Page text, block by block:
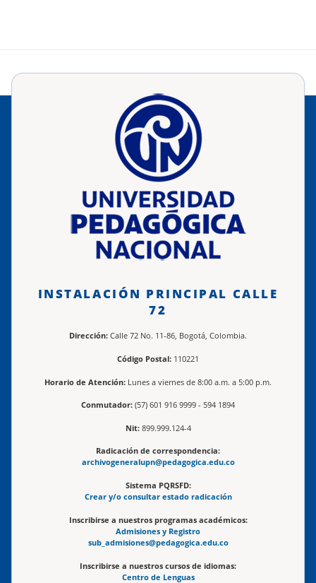
INSTALACIÓN PRINCIPAL CALLE
72
Dirección: Calle 72 No. 11-86, Bogotá, Colombia.
Código Postal: 110221
Horario de Atención: Lunes a viernes de 8:00 a.m. a 5:00 p.m.
Conmutador: (57) 601 916 9999 - 594 1894
Nit:899.999.124-4
Radicación de correspondencia:
archivogeneralupn@pedagogica.edu.co
Sistema PQRSFD:
Crear y/o consultar estado radicación
Inscribirse a nuestros programas académicos:
Admisiones y Registro
sub_admisiones@pedagogica.edu.co
Inscribirse a nuestros cursos de idiomas:
Centro de Lenguas